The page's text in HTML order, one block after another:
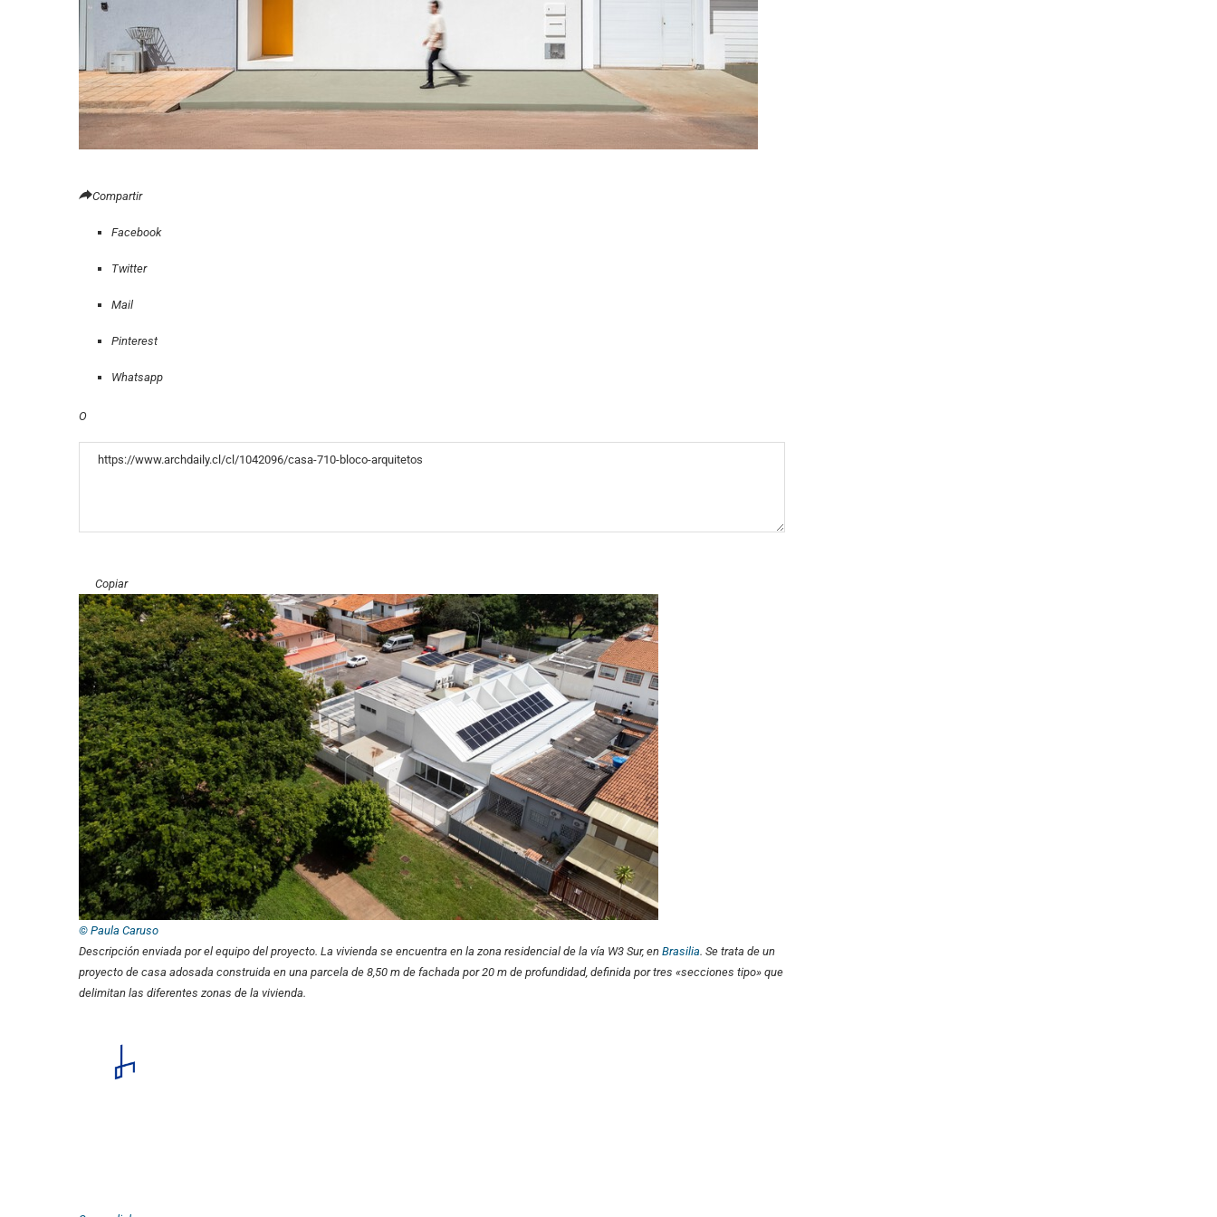
Compartir
Facebook
Twitter
Mail
Pinterest
Whatsapp
O
Copiar
© Paula Caruso
Descripción enviada por el equipo del proyecto. La vivienda se encuentra en la zona residencial de la vía W3 Sur, en Brasilia. Se trata de un
proyecto de casa adosada construida en una parcela de 8,50 m de fachada por 20 m de profundidad, definida por tres «secciones tipo» que
delimitan las diferentes zonas de la vivienda.